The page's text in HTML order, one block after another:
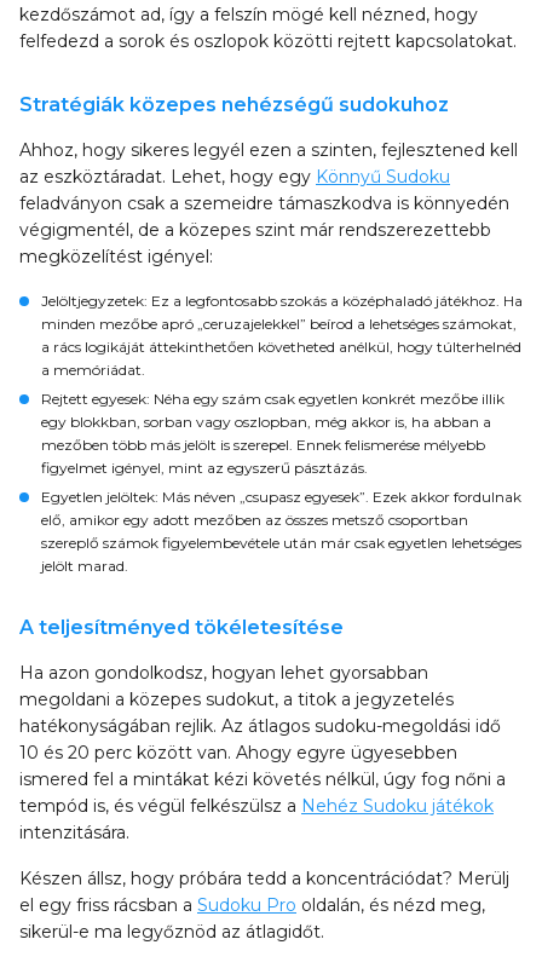
kezdőszámot ad, így a felszín mögé kell nézned, hogy
felfedezd a sorok és oszlopok közötti rejtett kapcsolatokat.
Stratégiák közepes nehézségű sudokuhoz
Ahhoz, hogy sikeres legyél ezen a szinten, fejlesztened kell
az eszköztáradat. Lehet, hogy egy Könnyű Sudoku
feladványon csak a szemeidre támaszkodva is könnyedén
végigmentél, de a közepes szint már rendszerezettebb
megközelítést igényel:
Jelöltjegyzetek: Ez a legfontosabb szokás a középhaladó játékhoz. Ha
minden mezőbe apró „ceruzajelekkel” beírod a lehetséges számokat,
a rács logikáját áttekinthetően követheted anélkül, hogy túlterhelnéd
a memóriádat.
Rejtett egyesek: Néha egy szám csak egyetlen konkrét mezőbe illik
egy blokkban, sorban vagy oszlopban, még akkor is, ha abban a
mezőben több más jelölt is szerepel. Ennek felismerése mélyebb
figyelmet igényel, mint az egyszerű pásztázás.
Egyetlen jelöltek: Más néven „csupasz egyesek”. Ezek akkor fordulnak
elő, amikor egy adott mezőben az összes metsző csoportban
szereplő számok figyelembevétele után már csak egyetlen lehetséges
jelölt marad.
A teljesítményed tökéletesítése
Ha azon gondolkodsz, hogyan lehet gyorsabban
megoldani a közepes sudokut, a titok a jegyzetelés
hatékonyságában rejlik. Az átlagos sudoku-megoldási idő
10 és 20 perc között van. Ahogy egyre ügyesebben
ismered fel a mintákat kézi követés nélkül, úgy fog nőni a
tempód is, és végül felkészülsz a Nehéz Sudoku játékok
intenzitására.
Készen állsz, hogy próbára tedd a koncentrációdat? Merülj
el egy friss rácsban a Sudoku Pro oldalán, és nézd meg,
sikerül-e ma legyőznöd az átlagidőt.